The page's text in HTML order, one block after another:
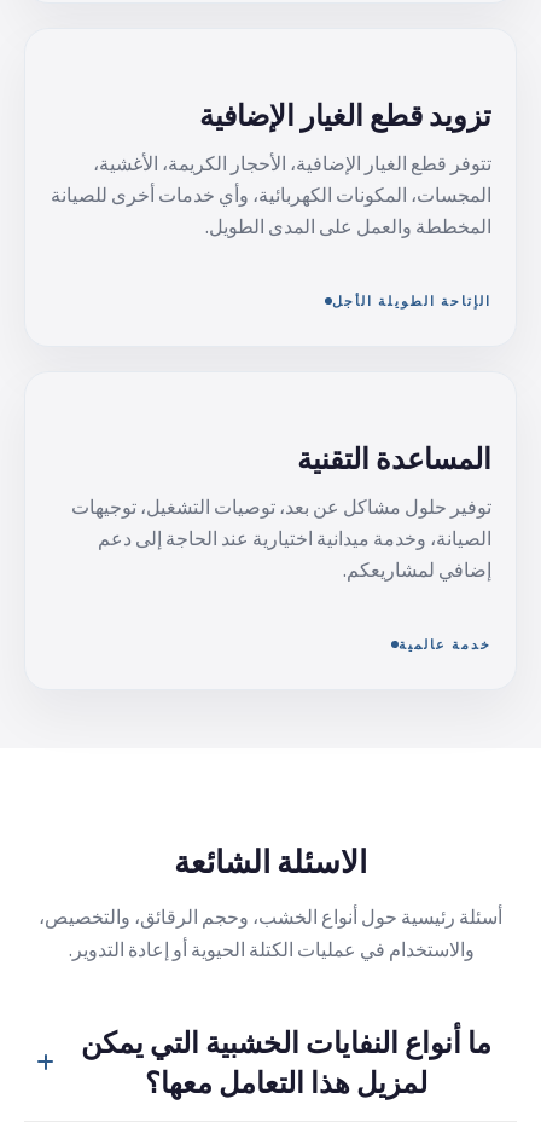
تزويد قطع الغيار الإضافية
تتوفر قطع الغيار الإضافية، الأحجار الكريمة، الأغشية،
المجسات، المكونات الكهربائية، وأي خدمات أخرى للصيانة
المخططة والعمل على المدى الطويل.
الإتاحة الطويلة الأجل
المساعدة التقنية
توفير حلول مشاكل عن بعد، توصيات التشغيل، توجيهات
الصيانة، وخدمة ميدانية اختيارية عند الحاجة إلى دعم
إضافي لمشاريعكم.
خدمة عالمية
الاسئلة الشائعة
أسئلة رئيسية حول أنواع الخشب، وحجم الرقائق، والتخصيص،
والاستخدام في عمليات الكتلة الحيوية أو إعادة التدوير.
ما أنواع النفايات الخشبية التي يمكن
لمزيل هذا التعامل معها؟